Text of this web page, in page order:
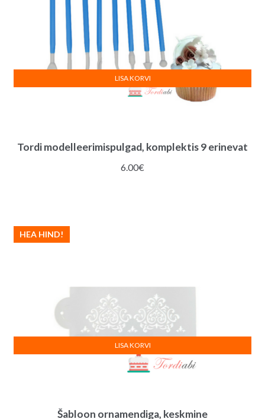
Tordi modelleerimispulgad, komplektis 9 erinevat
6.00€
LISA KORVI
Šabloon ornamendiga, keskmine
HEA HIND!
LISA KORVI